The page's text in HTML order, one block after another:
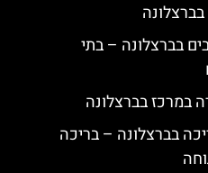
5 כוכבים בברצלונה – בתי
במרכז בברצלונה
בברצלונה – בריכה